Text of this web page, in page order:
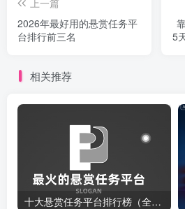
上一篇
2026年最好用的悬赏任务平
台排行前三名
5
相关推荐
十大悬赏任务平台排行榜（全网最好的悬赏任务平台）